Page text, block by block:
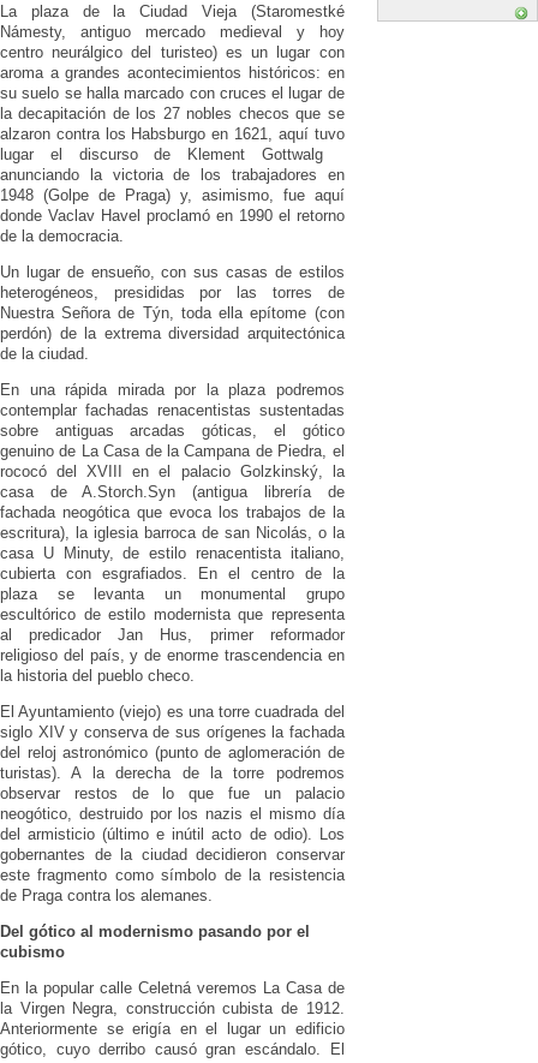
La plaza de la Ciudad Vieja (Staromestké
Námesty, antiguo mercado medieval y hoy
centro neurálgico del turisteo) es un lugar con
aroma a grandes acontecimientos históricos: en
su suelo se halla marcado con cruces el lugar de
la decapitación de los 27 nobles checos que se
alzaron contra los Habsburgo en 1621, aquí tuvo
lugar el discurso de Klement Gottwalg
anunciando la victoria de los trabajadores en
1948 (Golpe de Praga) y, asimismo, fue aquí
donde Vaclav Havel proclamó en 1990 el retorno
de la democracia.
Un lugar de ensueño, con sus casas de estilos
heterogéneos, presididas por las torres de
Nuestra Señora de Týn, toda ella epítome (con
perdón) de la extrema diversidad arquitectónica
de la ciudad.
En una rápida mirada por la plaza podremos
contemplar fachadas renacentistas sustentadas
sobre antiguas arcadas góticas, el gótico
genuino de La Casa de la Campana de Piedra, el
rococó del XVIII en el palacio Golzkinský, la
casa de A.Storch.Syn (antigua librería de
fachada neogótica que evoca los trabajos de la
escritura), la iglesia barroca de san Nicolás, o la
casa U Minuty, de estilo renacentista italiano,
cubierta con esgrafiados. En el centro de la
plaza se levanta un monumental grupo
escultórico de estilo modernista que representa
al predicador Jan Hus, primer reformador
religioso del país, y de enorme trascendencia en
la historia del pueblo checo.
El Ayuntamiento (viejo) es una torre cuadrada del
siglo XIV y conserva de sus orígenes la fachada
del reloj astronómico (punto de aglomeración de
turistas). A la derecha de la torre podremos
observar restos de lo que fue un palacio
neogótico, destruido por los nazis el mismo día
del armisticio (último e inútil acto de odio). Los
gobernantes de la ciudad decidieron conservar
este fragmento como símbolo de la resistencia
de Praga contra los alemanes.
Del gótico al modernismo pasando por el
cubismo
En la popular calle Celetná veremos La Casa de
la Virgen Negra, construcción cubista de 1912.
Anteriormente se erigía en el lugar un edificio
gótico, cuyo derribo causó gran escándalo. El